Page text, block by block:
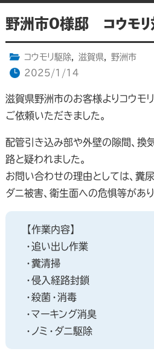
野洲市O様邸 コウモ
コウモリ駆除, 滋賀県,
野洲市
2025/1/14
滋賀県野洲市のお客様よりコウモ
ご依頼いただきました。
配管引き込み部や外壁の隙間、換
路と疑われました。
お問い合わせの理由としては、糞
ダニ被害、衛生面への危惧等があり
【作業内容】
・追い出し作業
・糞清掃
・侵入経路封鎖
・殺菌・消毒
・マーキング消臭
・ノミ・ダニ駆除